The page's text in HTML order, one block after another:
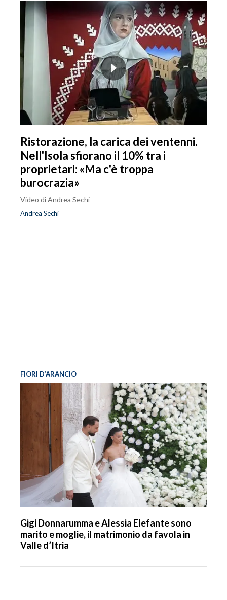
Ristorazione, la carica dei ventenni.
Nell'Isola sfiorano il 10% tra i
proprietari: «Ma c'è troppa
burocrazia»
Video di Andrea Sechi
Andrea Sechi
FIORI D’ARANCIO
Gigi Donnarumma e Alessia Elefante sono
marito e moglie, il matrimonio da favola in
Valle d’Itria